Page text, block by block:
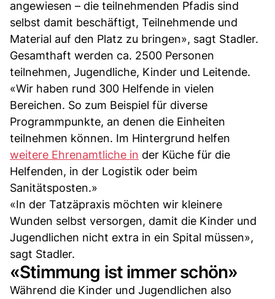
angewiesen – die teilnehmenden Pfadis sind
selbst damit beschäftigt, Teilnehmende und
Material auf den Platz zu bringen», sagt Stadler.
Gesamthaft werden ca. 2500 Personen
teilnehmen, Jugendliche, Kinder und Leitende.
«Wir haben rund 300 Helfende in vielen
Bereichen. So zum Beispiel für diverse
Programmpunkte, an denen die Einheiten
teilnehmen können. Im Hintergrund helfen
weitere Ehrenamtliche in der Küche für die
Helfenden, in der Logistik oder beim
Sanitätsposten.»
«In der Tatzäpraxis möchten wir kleinere
Wunden selbst versorgen, damit die Kinder und
Jugendlichen nicht extra in ein Spital müssen»,
sagt Stadler.
«Stimmung ist immer schön»
Während die Kinder und Jugendlichen also